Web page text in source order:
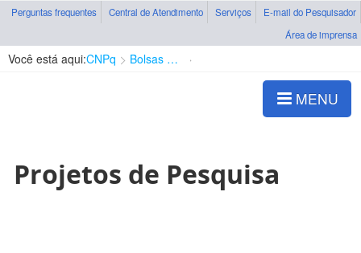
Perguntas frequentes Central de Atendimento Serviços
E-mail do Pesquisador
Área de imprensa
Você está aqui:CNPq Bolsas e Auxílios Vigentes
MENU
Projetos de Pesquisa